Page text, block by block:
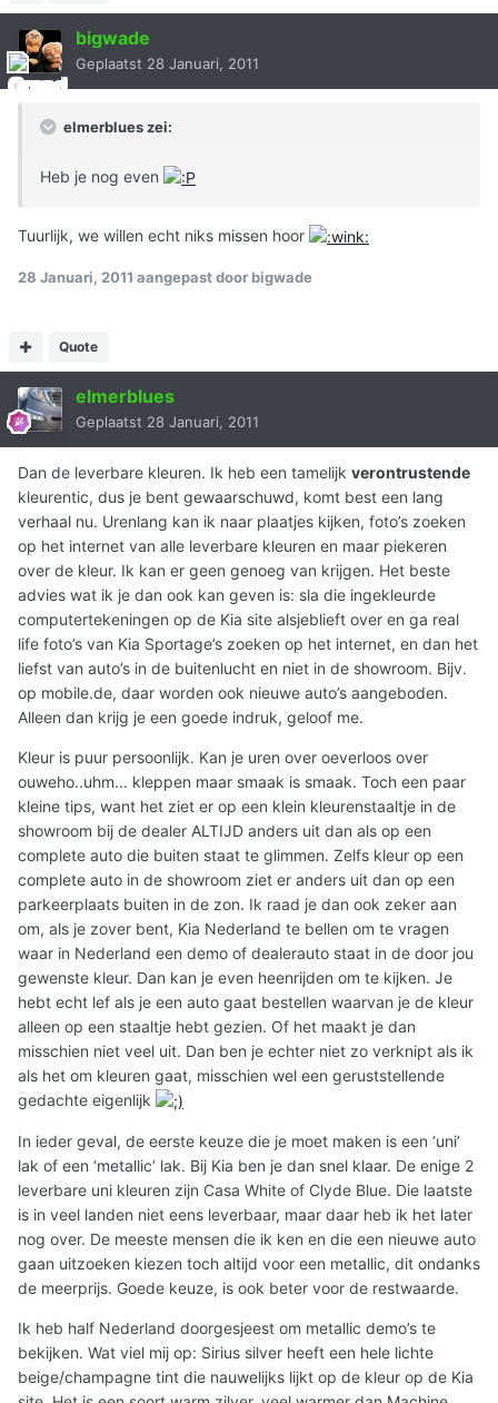
bigwade
Geplaatst 28 Januari, 2011
elmerblues zei:
Heb je nog even
Tuurlijk, we willen echt niks missen hoor
28 Januari, 2011 aangepast door bigwade
Quote
elmerblues
Geplaatst 28 Januari, 2011
Dan de leverbare kleuren. Ik heb een tamelijk verontrustende
kleurentic, dus je bent gewaarschuwd, komt best een lang
verhaal nu. Urenlang kan ik naar plaatjes kijken, foto’s zoeken
op het internet van alle leverbare kleuren en maar piekeren
over de kleur. Ik kan er geen genoeg van krijgen. Het beste
advies wat ik je dan ook kan geven is: sla die ingekleurde
computertekeningen op de Kia site alsjeblieft over en ga real
life foto’s van Kia Sportage’s zoeken op het internet, en dan het
liefst van auto’s in de buitenlucht en niet in de showroom. Bijv.
op mobile.de, daar worden ook nieuwe auto’s aangeboden.
Alleen dan krijg je een goede indruk, geloof me.
Kleur is puur persoonlijk. Kan je uren over oeverloos over
ouweho..uhm... kleppen maar smaak is smaak. Toch een paar
kleine tips, want het ziet er op een klein kleurenstaaltje in de
showroom bij de dealer ALTIJD anders uit dan als op een
complete auto die buiten staat te glimmen. Zelfs kleur op een
complete auto in de showroom ziet er anders uit dan op een
parkeerplaats buiten in de zon. Ik raad je dan ook zeker aan
om, als je zover bent, Kia Nederland te bellen om te vragen
waar in Nederland een demo of dealerauto staat in de door jou
gewenste kleur. Dan kan je even heenrijden om te kijken. Je
hebt echt lef als je een auto gaat bestellen waarvan je de kleur
alleen op een staaltje hebt gezien. Of het maakt je dan
misschien niet veel uit. Dan ben je echter niet zo verknipt als ik
als het om kleuren gaat, misschien wel een geruststellende
gedachte eigenlijk
In ieder geval, de eerste keuze die je moet maken is een ‘uni’
lak of een ‘metallic’ lak. Bij Kia ben je dan snel klaar. De enige 2
leverbare uni kleuren zijn Casa White of Clyde Blue. Die laatste
is in veel landen niet eens leverbaar, maar daar heb ik het later
nog over. De meeste mensen die ik ken en die een nieuwe auto
gaan uitzoeken kiezen toch altijd voor een metallic, dit ondanks
de meerprijs. Goede keuze, is ook beter voor de restwaarde.
Ik heb half Nederland doorgesjeest om metallic demo’s te
bekijken. Wat viel mij op: Sirius silver heeft een hele lichte
beige/champagne tint die nauwelijks lijkt op de kleur op de Kia